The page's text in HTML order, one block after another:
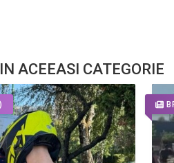
ACEEASI CATEGORIE